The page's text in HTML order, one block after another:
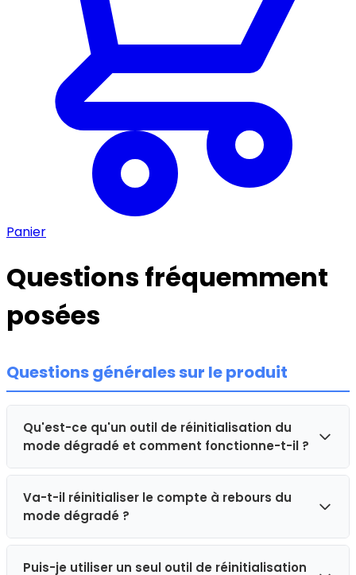
Panier
Questions fréquemment
posées
Questions générales sur le produit
Qu'est-ce qu'un outil de réinitialisation du
mode dégradé et comment fonctionne-t-il ?
Un outil de réinitialisation du mode dégradé est un
appareil plug and play qui se branche directement
sur le port de diagnostic OBD-II de votre véhicule. Une
fois branché, il communique avec les systèmes
Va-t-il réinitialiser le compte à rebours du
mode dégradé ?
Non, le réinitialiseur de mode dégradé TruckHELP ne
Puis-je utiliser un seul outil de réinitialisation